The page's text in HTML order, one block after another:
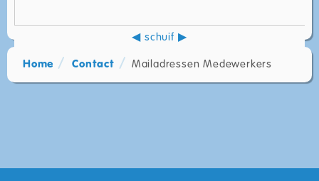
Home Contact Mailadressen Medewerkers